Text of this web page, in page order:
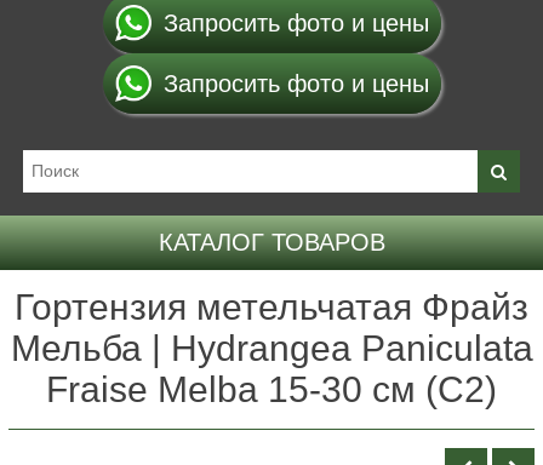
Запросить фото и цены
Запросить фото и цены
КАТАЛОГ ТОВАРОВ
Гортензия метельчатая Фрайз
Мельба | Hydrangea Paniculata
Fraise Melba 15-30 см (С2)